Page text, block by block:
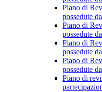
Piano di
possedute
Piano di
possedute
Piano di
possedute
Piano di
possedute
Piano di